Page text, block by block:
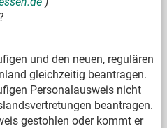
und den neuen, regulären
gleichzeitig beantragen.
Personalausweis nicht
beantragen.
gestohlen oder kommt er